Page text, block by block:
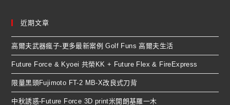
近期文章
高爾夫武器瘋子-更多最新案例 Golf Funs 高爾夫生活
Future Force & Kyoei 共榮KK + Future Flex & FireExpress
限量黑頭Fujimoto FT-2 MB-X改良式刀背
中秋誘惑-Future Force 3D print米開朗基羅一木